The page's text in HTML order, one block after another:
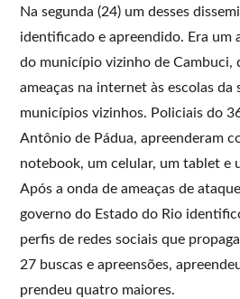
Na segunda (24) um desses
identificado e apreendido. Era um
do município vizinho de Cambuci,
ameaças na internet às escolas da
municípios vizinhos. Policiais do
Antônio de Pádua, apreenderam
notebook, um celular, um tablet e
Após a onda de ameaças de
governo do Estado do Rio
perfis de redes sociais que
27 buscas e apreensões,
prendeu quatro maiores.